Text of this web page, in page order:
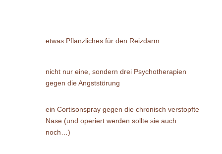
etwas Pflanzliches für den Reizdarm
nicht nur eine, sondern drei Psychotherapien
gegen die Angststörung
ein Cortisonspray gegen die chronisch verstopfte
Nase (und operiert werden sollte sie auch
noch…)